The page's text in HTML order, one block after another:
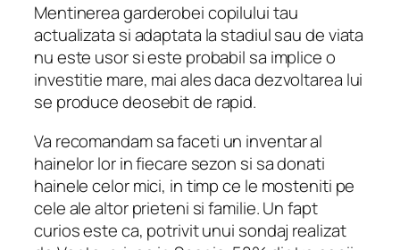
Mentinerea garderobei copilului tau
actualizata si adaptata la stadiul sau de viata
nu este usor si este probabil sa implice o
investitie mare, mai ales daca dezvoltarea lui
se produce deosebit de rapid.
Va recomandam sa faceti un inventar al
hainelor lor in fiecare sezon si sa donati
hainele celor mici, in timp ce le mosteniti pe
cele ale altor prieteni si familie. Un fapt
curios este ca, potrivit unui sondaj realizat